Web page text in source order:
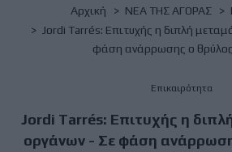
Breadcrumb
Αρχική NΕΑ ΤΗΣ ΑΓΟΡΑΣ
Jordi Tarrés: Επιτυχής η διπλή
φάση ανάρρωσης ο
Επικαιρότητα
Jordi Tarrés: Επιτυχής η
οργάνων - Σε φάση